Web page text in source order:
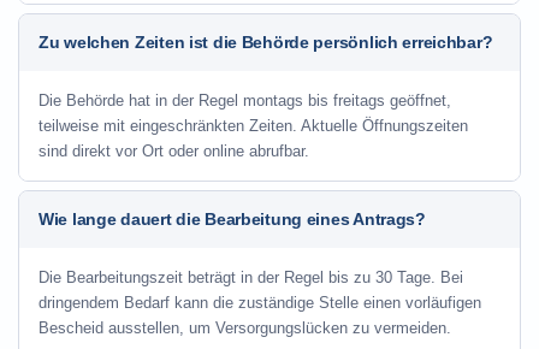
Zu welchen Zeiten ist die Behörde persönlich erreichbar?
Die Behörde hat in der Regel montags bis freitags geöffnet,
teilweise mit eingeschränkten Zeiten. Aktuelle Öffnungszeiten
sind direkt vor Ort oder online abrufbar.
Wie lange dauert die Bearbeitung eines Antrags?
Die Bearbeitungszeit beträgt in der Regel bis zu 30 Tage. Bei
dringendem Bedarf kann die zuständige Stelle einen vorläufigen
Bescheid ausstellen, um Versorgungslücken zu vermeiden.